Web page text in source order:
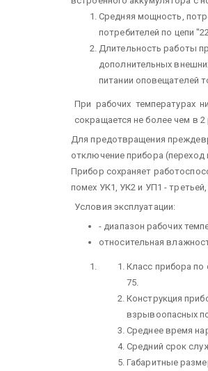
Средняя мощность,
потребителей по цепи
Длительность работы
дополнительных
питании оповещателей
При рабочих температурах
сокращается не более чем в 2
Для предотвращения
отключение прибора
Прибор сохраняет
помех УК1, УК2 и УП1 -
Условия эксплуатации:
- диапазон рабочих
относительная
Класс прибора по
75.
Конструкция
взрывоопасных
Среднее время
Средний срок
Габаритные